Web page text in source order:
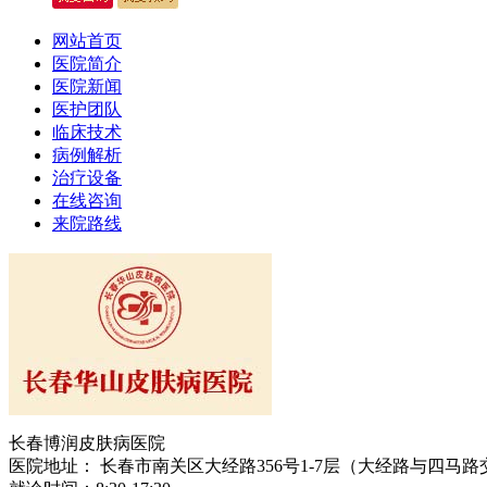
网站首页
医院简介
医院新闻
医护团队
临床技术
病例解析
治疗设备
在线咨询
来院路线
长春博润皮肤病医院
医院地址： 长春市南关区大经路356号1-7层（大经路与四马路